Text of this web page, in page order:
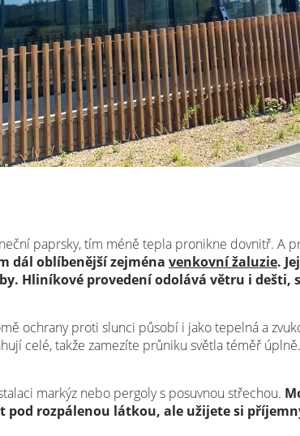
paprsky, tím méně tepla pronikne dovnitř. A
dál oblíbenější zejména venkovní žaluzie.
Hliníkové provedení odolává větru i dešti,
ochrany proti slunci působí i jako tepelná a
celé, takže zamezíte průniku světla téměř
markýz nebo pergoly s posuvnou střechou.
pod rozpálenou látkou, ale užijete si